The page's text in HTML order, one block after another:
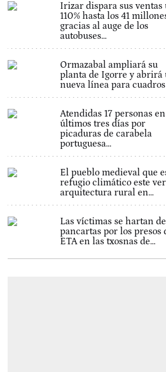
Irizar dispara sus ventas
110% hasta los 41
gracias al auge de los
autobuses...
Ormazabal ampliará su
planta de Igorre y abrirá
nueva línea para cuadros
Atendidas 17 personas
últimos tres días por
picaduras de carabela
portuguesa...
El pueblo medieval que
refugio climático este
arquitectura rural en...
Las víctimas se hartan
pancartas por los presos
ETA en las txosnas de...